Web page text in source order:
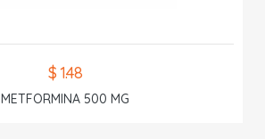
$ 1.48
METFORMINA 500 MG